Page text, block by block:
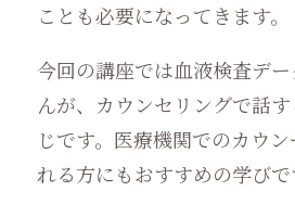
ことも必要になってきます。
今回の講座では血液検査デ
んが、カウンセリングで話
じです。医療機関でのカウ
れる方にもおすすめの学びで